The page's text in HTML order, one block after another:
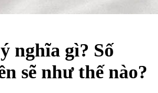
nghĩa gì? Số
sẽ như thế nào?